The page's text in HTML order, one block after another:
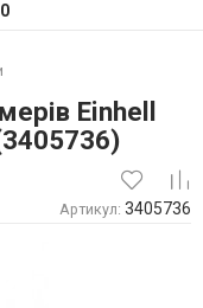
Einhell
Артикул: 3405736